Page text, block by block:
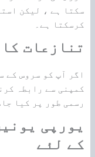
سکتا ہے ، لیکن
کرسکتا ہے۔
تنازعات
اگر آپ کو سروس کے
کمپنی سے رابطہ
رسمی طور پر کیا
یورپی
کے لئے